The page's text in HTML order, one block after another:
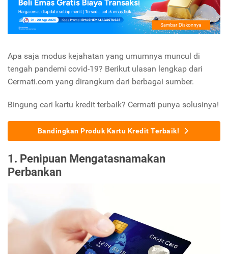
Apa saja modus kejahatan yang umumnya muncul di
tengah pandemi covid-19? Berikut ulasan lengkap dari
Cermati.com yang dirangkum dari berbagai sumber.
Bingung cari kartu kredit terbaik? Cermati punya solusinya!
Bandingkan Produk Kartu Kredit Terbaik!
1. Penipuan Mengatasnamakan
Perbankan